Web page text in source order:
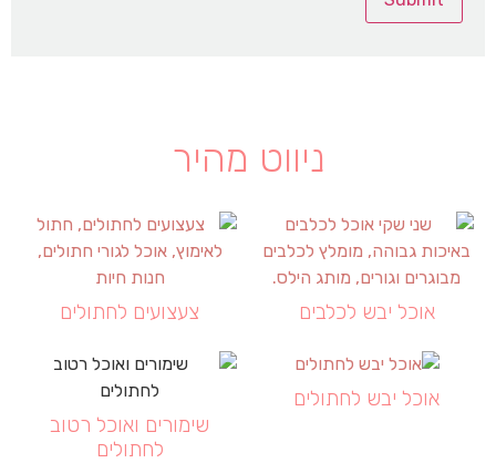
ניווט מהיר
אוכל יבש לכלבים צעצועים לחתולים
אוכל יבש לחתולים
שימורים ואוכל רטוב
לחתולים